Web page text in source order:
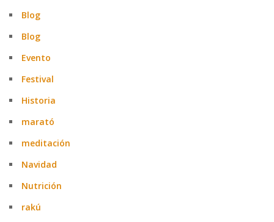
Blog
Blog
Evento
Festival
Historia
marató
meditación
Navidad
Nutrición
rakú